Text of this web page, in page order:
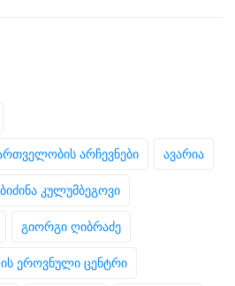
არჩევნები ავარია
ბიძინა კულუმბეგოვი
გიორგი ღიბრაძე
ეროვნული ცენტრი